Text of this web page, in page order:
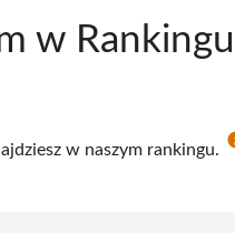
w
w naszym rankingu.